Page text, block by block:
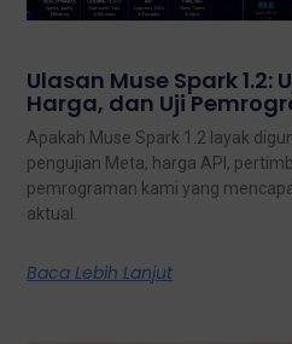
Ulasan Muse Spark 1.2:
Harga, dan Uji
Apakah Muse Spark 1.2 layak
pengujian Meta, harga API,
pemrograman kami yang
aktual.
Baca Lebih Lanjut